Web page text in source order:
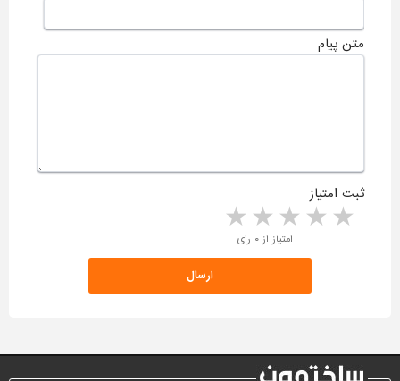
متن پیام
ثبت امتیاز
4 stars 3 stars 2 stars 1 star امتیاز از ۰ رای